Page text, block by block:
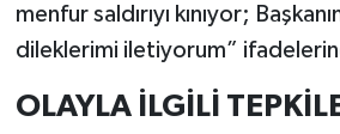
menfur saldırıyı kınıyor;
dileklerimi iletiyorum”
OLAYLA İLGİLİ